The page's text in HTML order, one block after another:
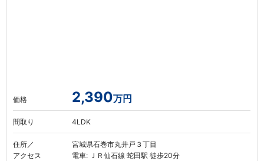
価格 2,390万円
間取り 4LDK
住所／
アクセス
宮城県石巻市丸井戸３丁目
電車: ＪＲ仙石線 蛇田駅 徒歩20分